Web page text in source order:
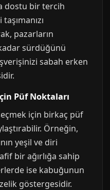
dostu bir tercih
pazarların
sürdüğünü
sabah erken
Püf Noktaları
için birkaç püf
Örneğin,
yeşil ve diri
bir ağırlığa sahip
ise kabuğunun
göstergesidir.